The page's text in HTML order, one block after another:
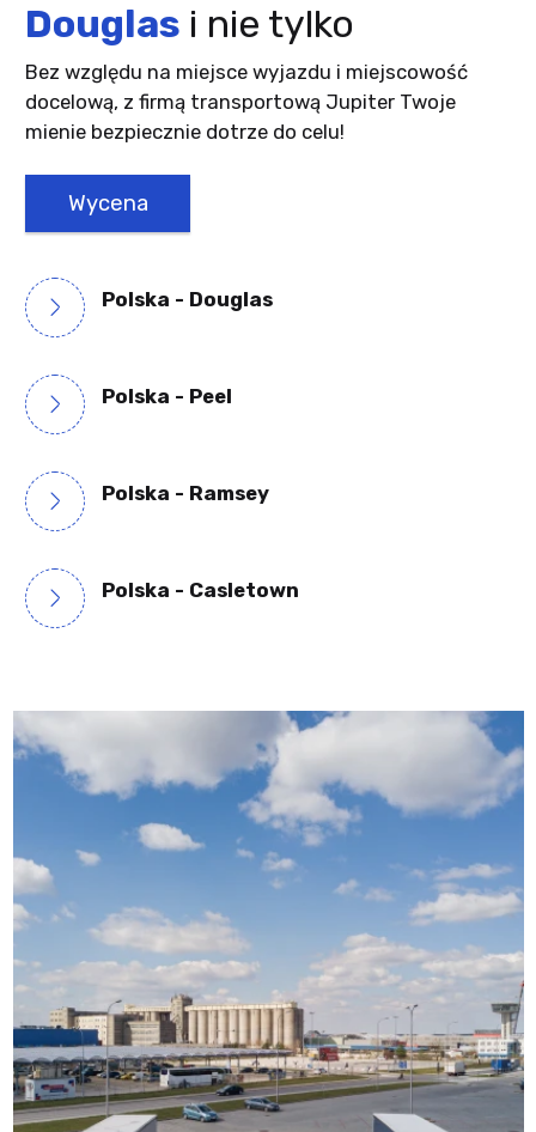
Douglas i nie tylko
Bez względu na miejsce wyjazdu i miejscowość
docelową, z firmą transportową Jupiter Twoje
mienie bezpiecznie dotrze do celu!
Wycena
Polska - Douglas
Polska - Peel
Polska - Ramsey
Polska - Casletown